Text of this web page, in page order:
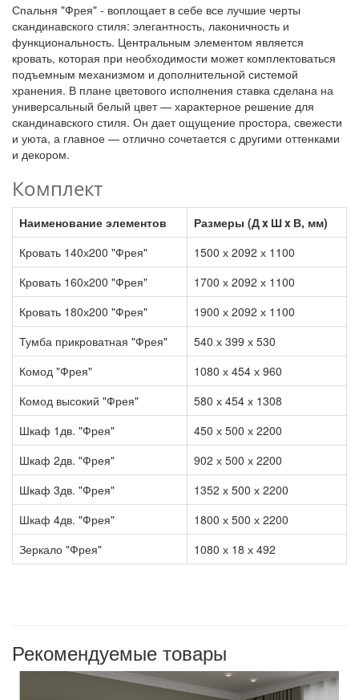
Спальня "Фрея" - воплощает в себе все лучшие черты
скандинавского стиля: элегантность, лаконичность и
функциональность. Центральным элементом является
кровать, которая при необходимости может комплектоваться
подъемным механизмом и дополнительной системой
хранения. В плане цветового исполнения ставка сделана на
универсальный белый цвет — характерное решение для
скандинавского стиля. Он дает ощущение простора, свежести
и уюта, а главное — отлично сочетается с другими оттенками
и декором.
Комплект
Наименование элементов
Размеры (Д x Ш x В, мм)
Кровать 140х200 "Фрея"
1500 х 2092 х 1100
Кровать 160х200 "Фрея"
1700 х 2092 х 1100
Кровать 180х200 "Фрея"
1900 х 2092 х 1100
Тумба прикроватная "Фрея"
540 х 399 х 530
Комод "Фрея"
1080 х 454 х 960
Комод высокий "Фрея"
580 х 454 х 1308
Шкаф 1дв. "Фрея"
450 х 500 х 2200
Шкаф 2дв. "Фрея"
902 х 500 х 2200
Шкаф 3дв. "Фрея"
1352 х 500 х 2200
Шкаф 4дв. "Фрея"
1800 х 500 х 2200
Зеркало "Фрея"
1080 х 18 х 492
Рекомендуемые товары